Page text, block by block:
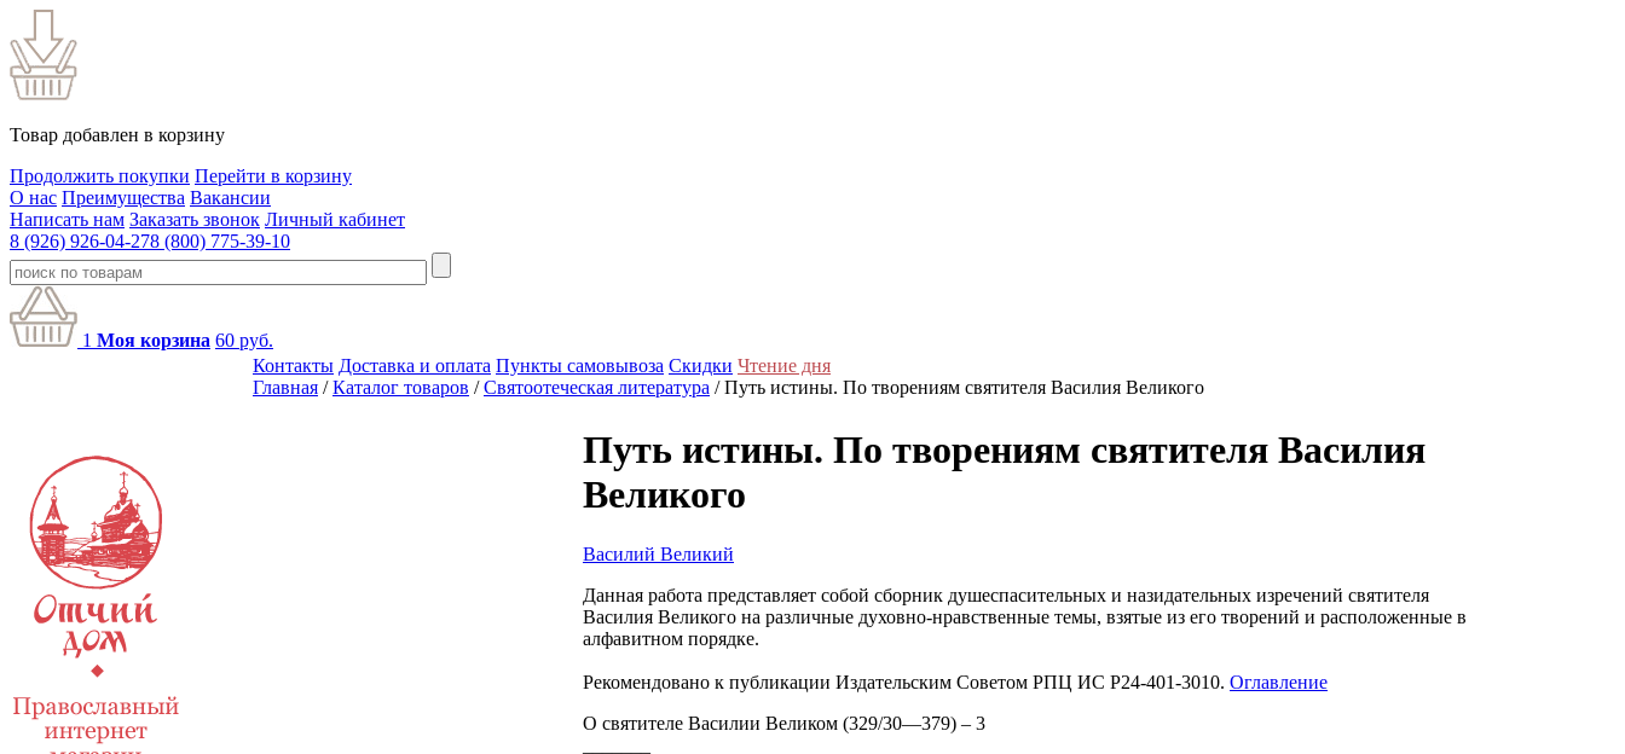
Товар добавлен в корзину
Продолжить покупки Перейти в корзину
О нас Преимущества Вакансии
Написать нам Заказать звонок Личный кабинет
8 (926) 926-04-278 (800) 775-39-10
1 Моя корзина 60 руб.
Контакты Доставка и оплата Пункты самовывоза Скидки Чтение дня
Главная /Каталог товаров /Святоотеческая литература / Путь истины. По творениям святителя Василия Великого
Путь истины. По творениям святителя Василия
Великого
Василий Великий
Данная работа представляет собой сборник душеспасительных и назидательных изречений святителя
Василия Великого на различные духовно-нравственные темы, взятые из его творений и расположенные в
алфавитном порядке.
Рекомендовано к публикации Издательским Советом РПЦ ИС Р24-401-3010. Оглавление
О святителе Василии Великом (329/30—379) – 3